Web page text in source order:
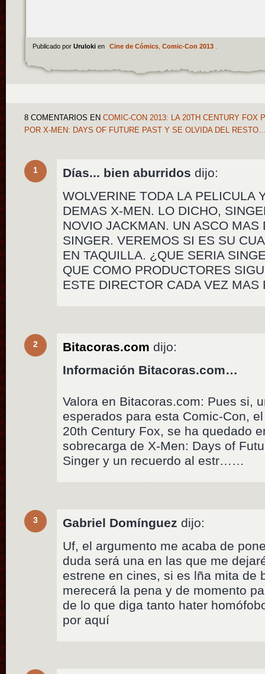
Publicado por Uruloki en Cine de Cómics, Comic-Con 2013.
8 COMENTARIOS EN COMIC-CON 2013: LA 20TH CENTURY FOX
POR X-MEN: DAYS OF FUTURE PAST Y SE OLVIDA DEL
1 Días... bien aburridos dijo:
WOLVERINE TODA LA PELICULA
DEMAS X-MEN. LO DICHO,
NOVIO JACKMAN. UN ASCO MAS
SINGER. VEREMOS SI ES SU
EN TAQUILLA. ¿QUE SERIA
QUE COMO PRODUCTORES
ESTE DIRECTOR CADA VEZ MAS
2 Bitacoras.com dijo:
Información Bitacoras.com…
Valora en Bitacoras.com: Pues si,
esperados para esta Comic-Con,
20th Century Fox, se ha quedado
sobrecarga de X-Men: Days of
Singer y un recuerdo al estr……
3 Gabriel Domínguez dijo:
Uf, el argumento me acaba de
duda será una en las que me
estrene en cines, si es lña mita de
merecerá la pena y de momento
de lo que diga tanto hater
por aquí